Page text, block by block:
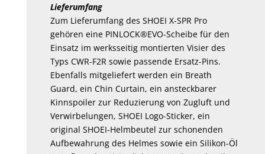
Lieferumfang
Zum Lieferumfang des SHOEI X-SPR Pro
gehören eine PINLOCK®EVO-Scheibe für den
Einsatz im werksseitig montierten Visier des
Typs CWR-F2R sowie passende Ersatz-Pins.
Ebenfalls mitgeliefert werden ein Breath
Guard, ein Chin Curtain, ein ansteckbarer
Kinnspoiler zur Reduzierung von Zugluft und
Verwirbelungen, SHOEI Logo-Sticker, ein
original SHOEI-Helmbeutel zur schonenden
Aufbewahrung des Helmes sowie ein Silikon-Öl